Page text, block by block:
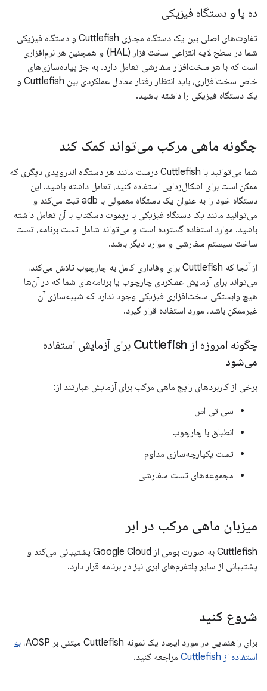
ده پا و دستگاه فیزیکی
تفاوت‌های اصلی بین یک دستگاه مجازی Cuttlefish و دستگاه فیزیکی
شما در سطح لایه انتزاعی سخت‌افزار (HAL) و همچنین هر نرم‌افزاری
است که با هر سخت‌افزار سفارشی تعامل دارد. به جز پیاده‌سازی‌های
خاص سخت‌افزاری، باید انتظار رفتار معادل عملکردی بین Cuttlefish و
یک دستگاه فیزیکی را داشته باشید.
چگونه ماهی مرکب می‌تواند کمک کند
شما می‌توانید با Cuttlefish درست مانند هر دستگاه اندرویدی دیگری که
ممکن است برای اشکال‌زدایی استفاده کنید، تعامل داشته باشید. این
دستگاه خود را به عنوان یک دستگاه معمولی با adb ثبت می‌کند و
می‌توانید مانند یک دستگاه فیزیکی با ریموت دسکتاپ با آن تعامل داشته
باشید. موارد استفاده گسترده است و می‌تواند شامل تست برنامه، تست
ساخت سیستم سفارشی و موارد دیگر باشد.
از آنجا که Cuttlefish برای وفاداری کامل به چارچوب تلاش می‌کند،
می‌تواند برای آزمایش عملکردی چارچوب یا برنامه‌های شما که در آن‌ها
هیچ وابستگی سخت‌افزاری فیزیکی وجود ندارد که شبیه‌سازی آن
غیرممکن باشد، مورد استفاده قرار گیرد.
چگونه امروزه از Cuttlefish برای آزمایش استفاده
می‌شود
برخی از کاربردهای رایج ماهی مرکب برای آزمایش عبارتند از:
سی تی اس
انطباق با چارچوب
تست یکپارچه‌سازی مداوم
مجموعه‌های تست سفارشی
میزبان ماهی مرکب در ابر
Cuttlefish به صورت بومی از Google Cloud پشتیبانی می‌کند و
پشتیبانی از سایر پلتفرم‌های ابری نیز در برنامه قرار دارد.
شروع کنید
برای راهنمایی در مورد ایجاد یک نمونه Cuttlefish مبتنی بر AOSP،
به
استفاده از Cuttlefish
مراجعه کنید.